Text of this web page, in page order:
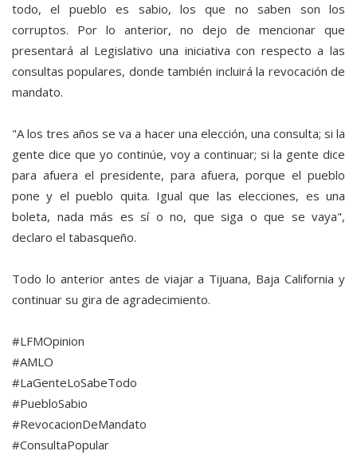
todo, el pueblo es sabio, los que no saben son los
corruptos. Por lo anterior, no dejo de mencionar que
presentará al Legislativo una iniciativa con respecto a las
consultas populares, donde también incluirá la revocación de
mandato.
"A los tres años se va a hacer una elección, una consulta; si la
gente dice que yo continúe, voy a continuar; si la gente dice
para afuera el presidente, para afuera, porque el pueblo
pone y el pueblo quita. Igual que las elecciones, es una
boleta, nada más es sí o no, que siga o que se vaya",
declaro el tabasqueño.
Todo lo anterior antes de viajar a Tijuana, Baja California y
continuar su gira de agradecimiento.
#LFMOpinion
#AMLO
#LaGenteLoSabeTodo
#PuebloSabio
#RevocacionDeMandato
#ConsultaPopular